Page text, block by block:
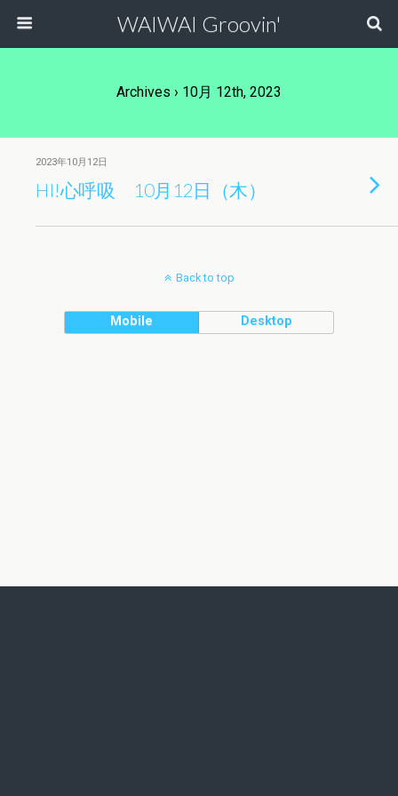
WAIWAI Groovin'
Archives › 10月 12th, 2023
2023年10月12日
HI!心呼吸 10月12日（木）
Back to top
Mobile Desktop